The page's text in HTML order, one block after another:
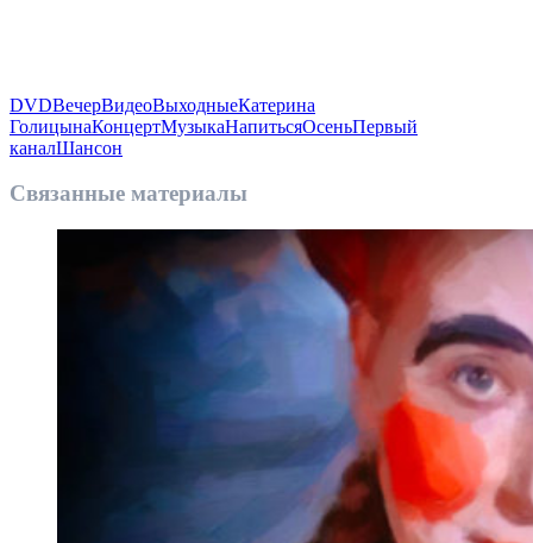
DVDВечерВидеоВыходныеКатерина
ГолицынаКонцертМузыкаНапитьсяОсеньПервый
каналШансон
Связанные материалы